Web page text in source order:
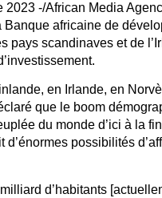
2023 -/African Media
Banque africaine de
pays scandinaves et de
en Irlande, en
que le boom
du monde d’ici à la
d’énormes possibilités
d’habitants